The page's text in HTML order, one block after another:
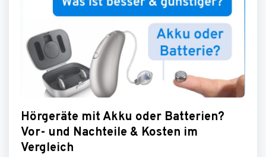
Hörgeräte mit Akku oder Batterien?
Vor- und Nachteile & Kosten im
Vergleich